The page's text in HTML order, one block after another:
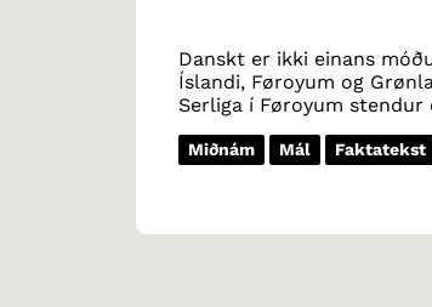
Danskt er ikki einans
Íslandi, Føroyum og
Serliga í Føroyum
50.000 fólk hava danskt
Miðnám Mál Faktatekst